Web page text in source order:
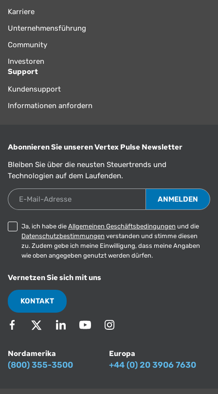
Karriere
Unternehmensführung
Community
Investoren
Support
Kundensupport
Informationen anfordern
Abonnieren Sie unseren Vertex Pulse Newsletter
Bleiben Sie über die neusten Steuertrends und
Technologien auf dem Laufenden.
E-Mail-Adresse
Ja, ich habe die Allgemeinen Geschäftsbedingungen und die
Datenschutzbestimmungen verstanden und stimme diesen
zu. Zudem gebe ich meine Einwilligung, dass meine Angaben
wie oben angegeben genutzt werden dürfen.
Vernetzen Sie sich mit uns
KONTAKT
Nordamerika
(800) 355-3500
Europa
+44 (0) 20 3906 7630